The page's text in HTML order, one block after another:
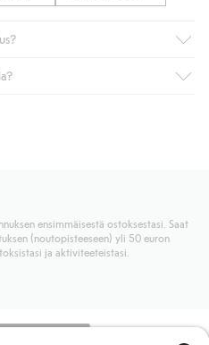
aina ilmaisen toimituksen
automaattisesti, kun
ja PostNordin
ostosummasta.
maksuvaihtoehtoja.
ensimmäisestä ostoksestasi. Saat
(noutopisteeseen) yli 50 euron
ja aktiviteeteistasi.